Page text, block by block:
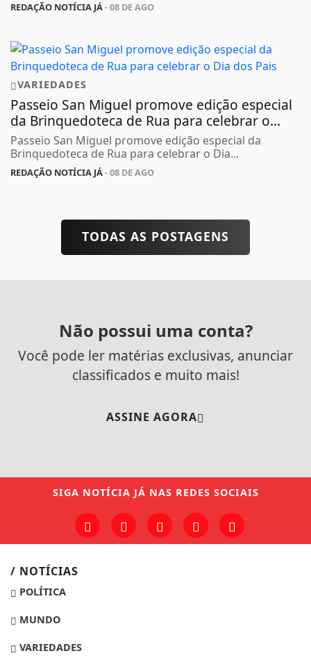
REDAÇÃO NOTÍCIA JÁ- 08 DE AGO
VARIEDADES
Passeio San Miguel promove edição especial
da Brinquedoteca de Rua para celebrar o...
Passeio San Miguel promove edição especial da
Brinquedoteca de Rua para celebrar o Dia...
REDAÇÃO NOTÍCIA JÁ- 08 DE AGO
TODAS AS POSTAGENS
Não possui uma conta?
Você pode ler matérias exclusivas, anunciar
classificados e muito mais!
ASSINE AGORA
SIGA NOTÍCIA JÁ NAS REDES SOCIAIS
/ NOTÍCIAS
POLÍTICA
MUNDO
VARIEDADES